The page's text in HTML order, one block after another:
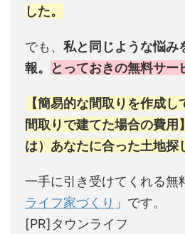
した。
でも、 私と同じような悩み
報。
とっておきの無料サー
【簡易的な間取りを作成し
間取りで建てた場合の費用】
は）あなたに合った土地探
一手に引き受けてくれる無
ライフ家づくり 」です。
[PR]タウンライフ